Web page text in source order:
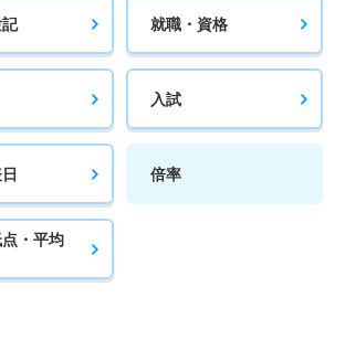
就職・資格
入試
倍率
・平均